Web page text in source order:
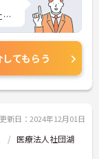
詳
てもらう
更新日：2024年12月01日
医療法人社団湖